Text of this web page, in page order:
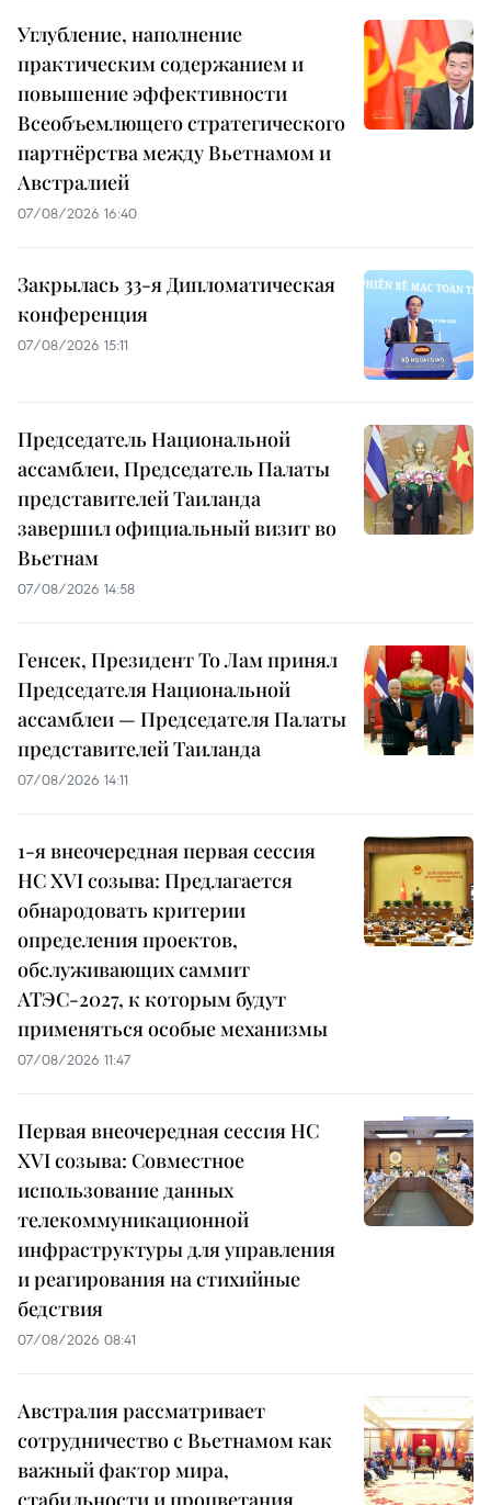
Углубление, наполнение
практическим содержанием и
повышение эффективности
Всеобъемлющего стратегического
партнёрства между Вьетнамом и
Австралией
07/08/2026 16:40
Закрылась 33-я Дипломатическая
конференция
07/08/2026 15:11
Председатель Национальной
ассамблеи, Председатель Палаты
представителей Таиланда
завершил официальный визит во
Вьетнам
07/08/2026 14:58
Генсек, Президент То Лам принял
Председателя Национальной
ассамблеи — Председателя Палаты
представителей Таиланда
07/08/2026 14:11
1-я внеочередная первая сессия
НС XVI созыва: Предлагается
обнародовать критерии
определения проектов,
обслуживающих саммит
АТЭС-2027, к которым будут
применяться особые механизмы
07/08/2026 11:47
Первая внеочередная сессия НС
XVI созыва: Совместное
использование данных
телекоммуникационной
инфраструктуры для управления
и реагирования на стихийные
бедствия
07/08/2026 08:41
Австралия рассматривает
сотрудничество с Вьетнамом как
важный фактор мира,
стабильности и процветания